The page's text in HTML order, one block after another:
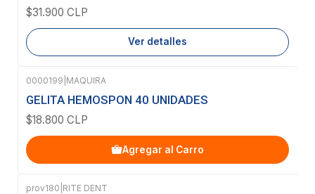
$31.900 CLP
Ver detalles
0000199 MAQUIRA
GELITA HEMOSPON 40 UNIDADES
$18.800 CLP
Agregar al Carro
prov180 RITE DENT